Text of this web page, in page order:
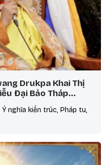
Drukpa Khai Thị
Đại Bảo Tháp…
nghĩa kiến trúc, Pháp tu,